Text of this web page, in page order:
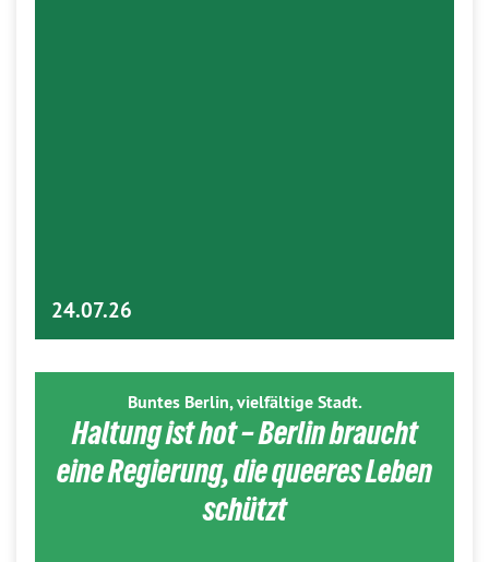
24.07.26
Buntes Berlin, vielfältige Stadt.
Haltung ist hot – Berlin braucht
eine Regierung, die queeres Leben
schützt